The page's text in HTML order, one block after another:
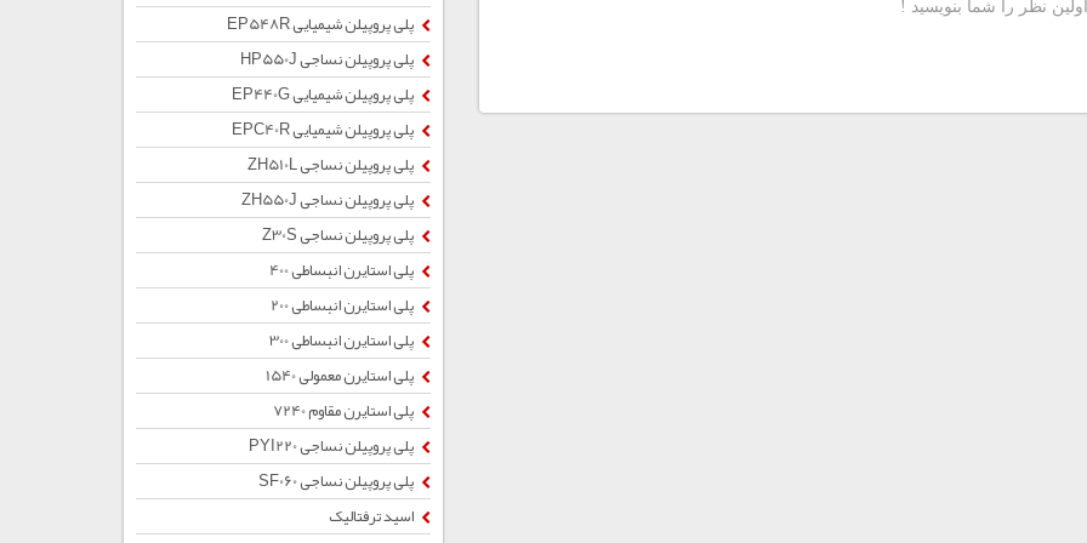
پلی پروپیلن شیمیایی EP548R
پلی پروپیلن نساجی HP550J
پلی پروپیلن شیمیایی EP440G
پلی پروپیلن شیمیایی EPC40R
پلی پروپیلن نساجی ZH510L
پلی پروپیلن نساجی ZH550J
پلی پروپیلن نساجی Z30S
پلی استایرن انبساطی 400
پلی استایرن انبساطی 200
پلی استایرن انبساطی 300
پلی استایرن معمولی 1540
پلی استایرن مقاوم 7240
پلی پروپیلن نساجی PYI220
پلی پروپیلن نساجی SF060
اسید ترفتالیک